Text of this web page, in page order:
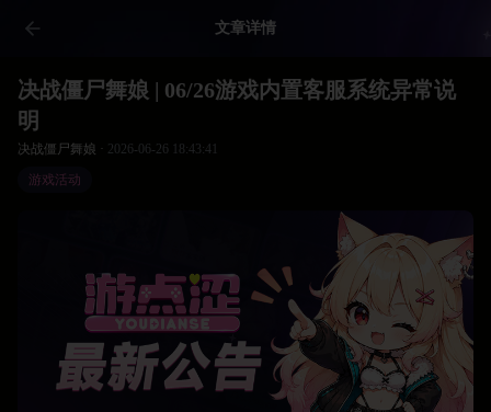
文章详情
决战僵尸舞娘 | 06/26游戏内置客服系统异常说
明
决战僵尸舞娘 · 2026-06-26 18:43:41
游戏活动